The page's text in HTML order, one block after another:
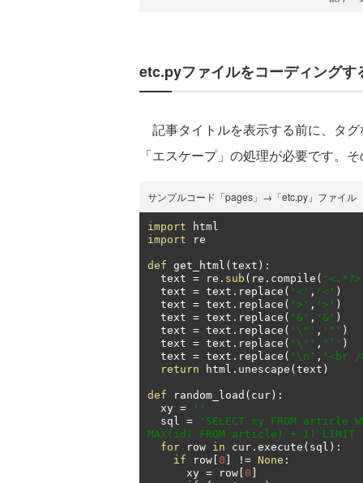
etc.pyファイルをコーディングす
記事タイトルを表示する前に、タ
「エスケープ」の処理が必要です。
サンプルコード「pages」→「etc.py」ファイル
import
import re
def get_html (text ):
  text
= re . sub ( re . compile (
  text
= text . replace ( '<' , '<' )
  text
= text . replace ( '>' , '>' )
  text
= text . replace ( '&' , '&' )
  text
= text . replace ( '\"' , '"' )
  text
= text . replace ( '\'' , '’' )
  text
= text . replace ( '\n' , '<br
return html . unescape (text )
def random_load ( cur):
  xy
=
''
  sql
=
'SELECT xy FROM article
MAX(id) FROM article) + 1)
for row in cur . execute ( sql ):
if row [ 0 ] != None :
      xy
= row [ 0 ]